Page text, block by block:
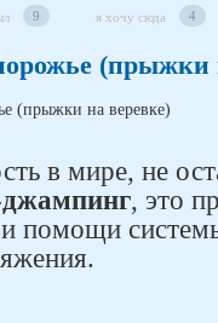
9 я хочу сюда 4
(прыжки
в мире, не
, это
помощи